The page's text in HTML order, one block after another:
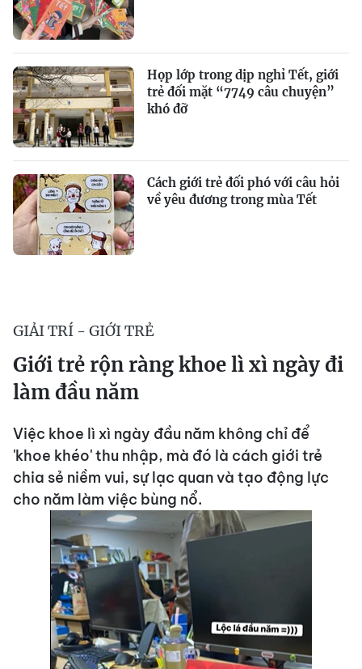
Họp lớp trong dịp nghỉ Tết, giới
trẻ đối mặt “7749 câu chuyện”
khó đỡ
Cách giới trẻ đối phó với câu hỏi
về yêu đương trong mùa Tết
GIẢI TRÍ - GIỚI TRẺ
Giới trẻ rộn ràng khoe lì xì ngày đi
làm đầu năm
Việc khoe lì xì ngày đầu năm không chỉ để
'khoe khéo' thu nhập, mà đó là cách giới trẻ
chia sẻ niềm vui, sự lạc quan và tạo động lực
cho năm làm việc bùng nổ.